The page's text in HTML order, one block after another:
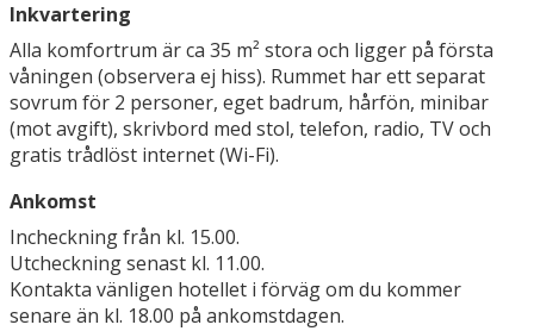
Inkvartering
Alla komfortrum är ca 35 m² stora och ligger på första
våningen (observera ej hiss). Rummet har ett separat
sovrum för 2 personer, eget badrum, hårfön, minibar
(mot avgift), skrivbord med stol, telefon, radio, TV och
gratis trådlöst internet (Wi-Fi).
Ankomst
Incheckning från kl. 15.00.
Utcheckning senast kl. 11.00.
Kontakta vänligen hotellet i förväg om du kommer
senare än kl. 18.00 på ankomstdagen.